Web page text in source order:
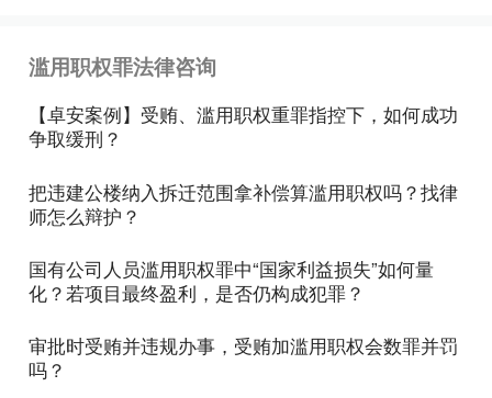
没有合法有效的来历凭证；（2）发动机号、车辆识
别代号有明显更改痕迹，没有合法证明的。
滥用职权罪法律咨询
【卓安案例】受贿、滥用职权重罪指控下，如何成功
争取缓刑？
把违建公楼纳入拆迁范围拿补偿算滥用职权吗？找律
师怎么辩护？
国有公司人员滥用职权罪中“国家利益损失”如何量
化？若项目最终盈利，是否仍构成犯罪？
审批时受贿并违规办事，受贿加滥用职权会数罪并罚
吗？​